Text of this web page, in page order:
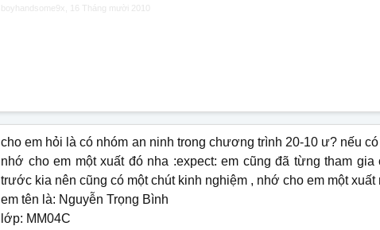
boyhandsome9x 16 Tháng mười 2010
cho em hỏi là có nhóm an ninh trong chương trình 20-10 ư? nếu
nhớ cho em một xuất đó nha :expect: em cũng đã từng tham
trước kia nên cũng có một chút kinh nghiệm , nhớ cho em một
em tên là: Nguyễn Trọng Bình
lớp: MM04C